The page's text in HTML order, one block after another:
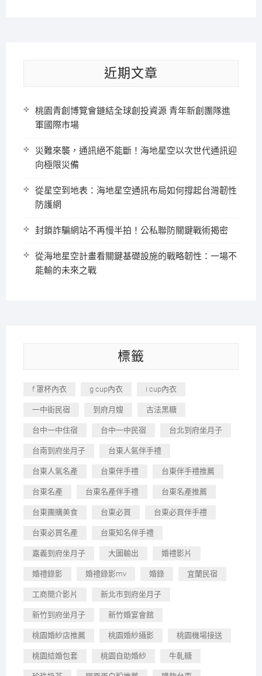
近期文章
桃園青創博覽會鏈結全球創投資源 青年新創團隊進
軍國際市場
災難來襲，通訊絕不能斷！海地星空以次世代通訊迎
向極限災備
從星空到地表：海地星空通訊布局如何撐起台灣韌性
防護網
封鎖詐騙網站不再慢半拍！公私聯防關鍵戰術揭密
從海地星空計畫看關鍵基礎設施的戰略韌性：一場不
能輸的未來之戰
標籤
f 罩杯內衣 g cup內衣 i cup內衣
一中街民宿 到府月嫂 古法黑糖
台中一中住宿 台中一中民宿 台北到府坐月子
台南到府坐月子 台東人氣伴手禮
台東人氣名產 台東伴手禮 台東伴手禮推薦
台東名產 台東名產伴手禮 台東名產推薦
台東團購美食 台東必買 台東必買伴手禮
台東必買名產 台東知名伴手禮
嘉義到府坐月子 大圖輸出 婚禮影片
婚禮錄影 婚禮錄影mv 婚錄 宜蘭民宿
工商簡介影片 新北市到府坐月子
新竹到府坐月子 新竹婚宴會館
桃園婚紗店推薦 桃園婚紗攝影 桃園機場接送
桃園結婚包套 桃園自助婚紗 牛軋糖